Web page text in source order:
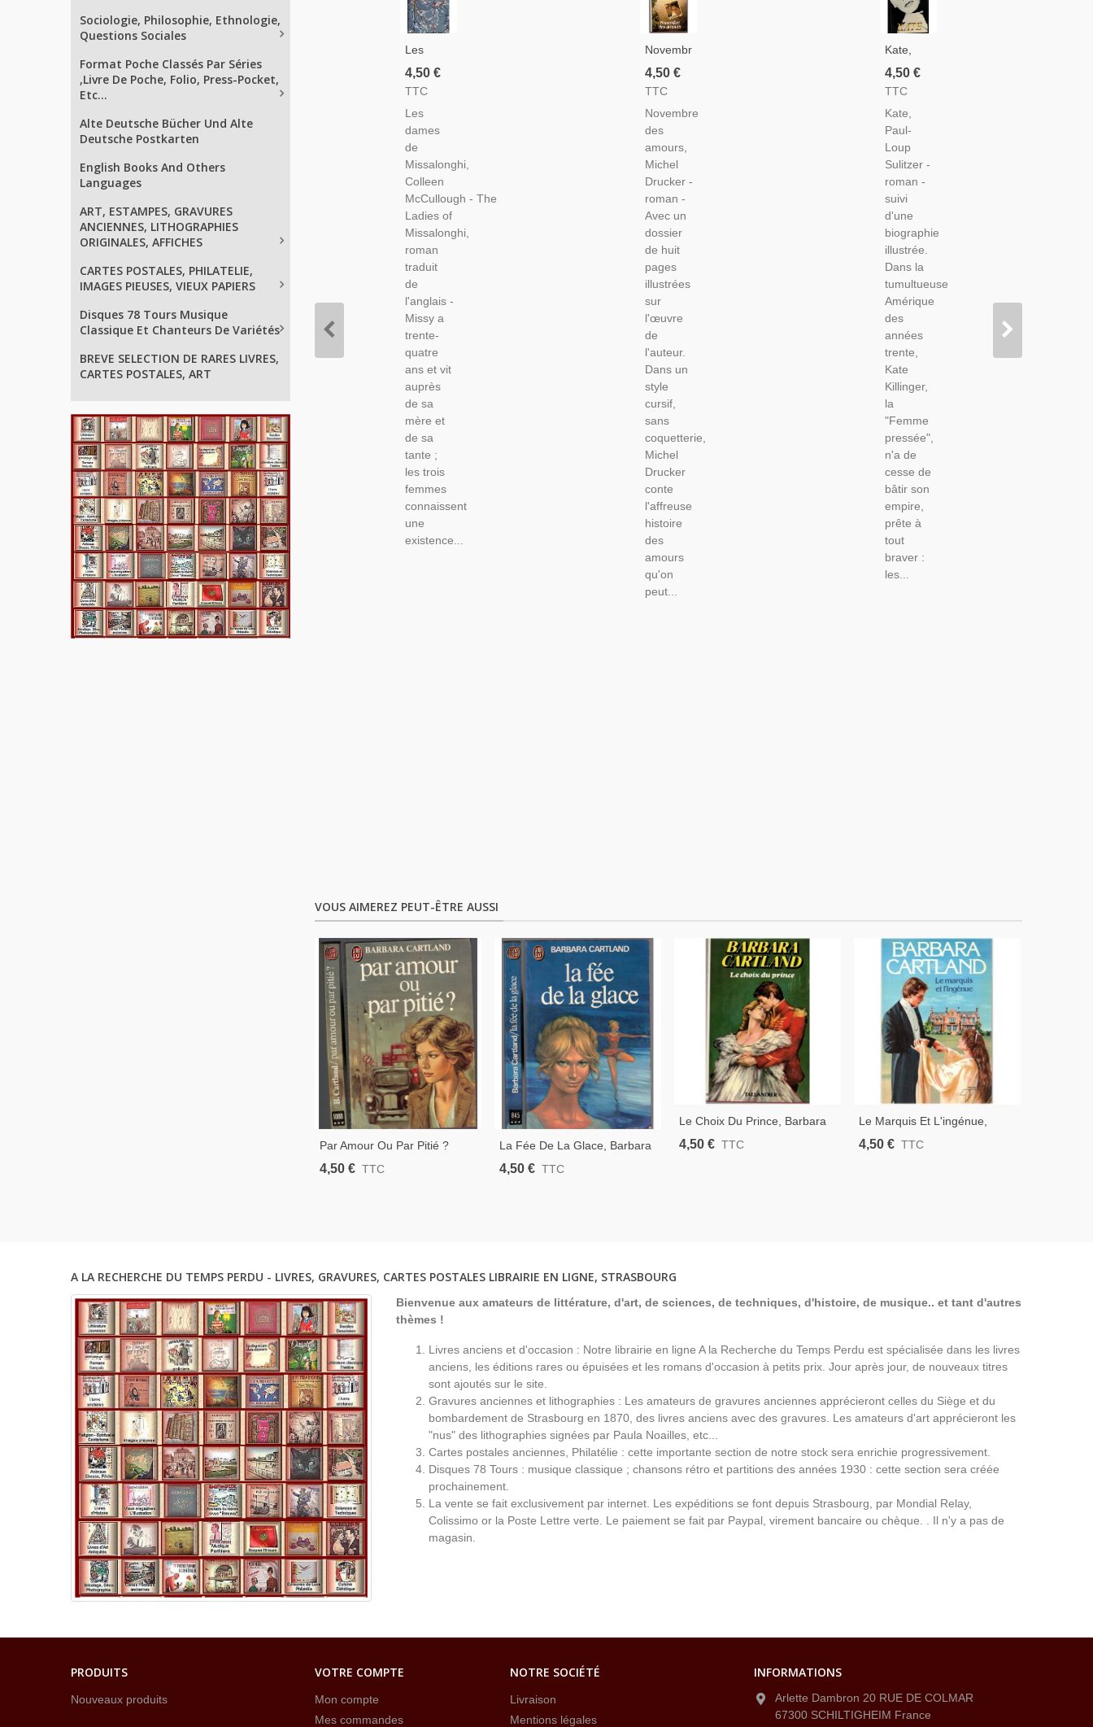
Sociologie, Philosophie, Ethnologie,
Questions Sociales
Format Poche Classés Par Séries
,Livre De Poche, Folio, Press-Pocket,
Etc...
Alte Deutsche Bücher Und Alte
Deutsche Postkarten
English Books And Others
Languages
ART, ESTAMPES, GRAVURES
ANCIENNES, LITHOGRAPHIES
ORIGINALES, AFFICHES
CARTES POSTALES, PHILATELIE,
IMAGES PIEUSES, VIEUX PAPIERS
Disques 78 Tours Musique
Classique Et Chanteurs De Variétés
BREVE SELECTION DE RARES LIVRES,
CARTES POSTALES, ART
Les
Dames
De
Colleen
McCullough,
1987 -,
Australie,
Roman
D'amour,
4,50 €
TTC
Les
dames
de
Missalonghi,
Colleen
McCullough - The
Ladies of
Missalonghi,
roman
traduit
de
l'anglais -
Missy a
trente-
quatre
ans et vit
auprès
de sa
mère et
de sa
tante ;
les trois
femmes
connaissent
une
existence...
Novembre
Des
Amours,
Drucker,
1985 -
Amours
Dans Le
Show-
Business
4,50 €
TTC
Novembre
des
amours,
Michel
Drucker -
roman -
Avec un
dossier
de huit
pages
illustrées
sur
l'œuvre
de
l'auteur.
Dans un
style
cursif,
sans
coquetterie,
Michel
Drucker
conte
l'affreuse
histoire
des
amours
qu'on
peut...
Kate,
Paul-
Loup
1989 -
Magnat
De La
Presse,
Roman
D'amour
4,50 €
TTC
Kate,
Paul-
Loup
Sulitzer -
roman -
suivi
d'une
biographie
illustrée.
Dans la
tumultueuse
Amérique
des
années
trente,
Kate
Killinger,
la
"Femme
pressée",
n'a de
cesse de
bâtir son
empire,
prête à
tout
braver :
les...
VOUS AIMEREZ PEUT-ÊTRE AUSSI
Par Amour Ou Par Pitié ?
Barbara Cartland, 1980 -
Roman D'amour, Roman
4,50 € TTC
La Fée De La Glace, Barbara
Cartland, 1978 - Roman
D'amour, Roman Sentimental
4,50 € TTC
Le Choix Du Prince, Barbara
Cartland, 1984 - À La Cour De
4,50 € TTC
Le Marquis Et L'ingénue,
Barbara Cartland, 1985 -
4,50 € TTC
A LA RECHERCHE DU TEMPS PERDU - LIVRES, GRAVURES, CARTES POSTALES LIBRAIRIE EN LIGNE, STRASBOURG
Bienvenue aux amateurs de littérature, d'art, de sciences, de techniques, d'histoire, de musique.. et tant d'autres
thèmes !
Livres anciens et d'occasion : Notre librairie en ligne A la Recherche du Temps Perdu est spécialisée dans les livres
anciens, les éditions rares ou épuisées et les romans d'occasion à petits prix. Jour après jour, de nouveaux titres
sont ajoutés sur le site.
Gravures anciennes et lithographies : Les amateurs de gravures anciennes apprécieront celles du Siège et du
bombardement de Strasbourg en 1870, des livres anciens avec des gravures. Les amateurs d'art apprécieront les
"nus" des lithographies signées par Paula Noailles, etc...
Cartes postales anciennes, Philatélie : cette importante section de notre stock sera enrichie progressivement.
Disques 78 Tours : musique classique ; chansons rétro et partitions des années 1930 : cette section sera créée
prochainement.
La vente se fait exclusivement par internet. Les expéditions se font depuis Strasbourg, par Mondial Relay,
Colissimo or la Poste Lettre verte. Le paiement se fait par Paypal, virement bancaire ou chèque. . Il n'y a pas de
magasin.
PRODUITS
Nouveaux produits
VOTRE COMPTE
Mon compte
Mes commandes
NOTRE SOCIÉTÉ
Livraison
Mentions légales
INFORMATIONS
Arlette Dambron 20 RUE DE COLMAR
67300 SCHILTIGHEIM France